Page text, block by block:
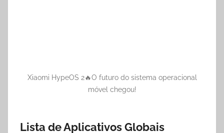
Xiaomi HypeOS 2🔥O futuro do sistema operacional
móvel chegou!
Lista de Aplicativos Globais